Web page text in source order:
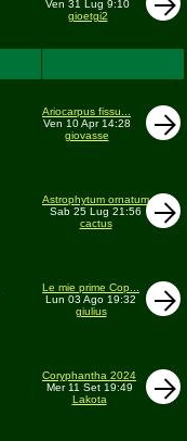
Ven 31 Lug 9:10
gioetgi2
Ariocarpus fissu...
Ven 10 Apr 14:28
giovasse
Astrophytum ornatum
Sab 25 Lug 21:56
cactus
Le mie prime Cop...
Lun 03 Ago 19:32
giulius
Coryphantha 2024
Mer 11 Set 19:49
Lakota